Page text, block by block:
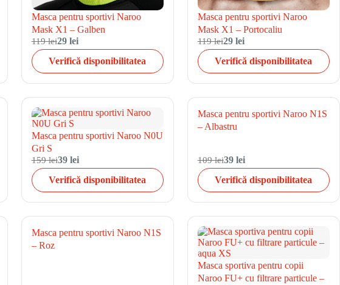
Masca pentru sportivi Naroo
Mask X1 – Galben
119 lei29 lei
Verifică disponibilitatea
Masca pentru sportivi Naroo
Mask X1 – Portocaliu
119 lei29 lei
Verifică disponibilitatea
Masca pentru sportivi Naroo N0U
Gri S
159 lei39 lei
Verifică disponibilitatea
Masca pentru sportivi Naroo N1S
– Albastru
109 lei39 lei
Verifică disponibilitatea
Masca pentru sportivi Naroo N1S
– Roz
Masca sportiva pentru copii
Naroo FU+ cu filtrare particule –